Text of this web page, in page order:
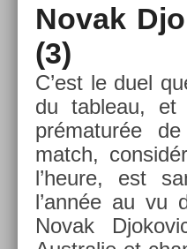
Novak
(3)
C’est le duel
du tab­leau,
prématurée
match,
l’heure, est
l’année au vu
Novak